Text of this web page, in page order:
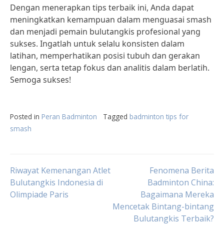
Dengan menerapkan tips terbaik ini, Anda dapat
meningkatkan kemampuan dalam menguasai smash
dan menjadi pemain bulutangkis profesional yang
sukses. Ingatlah untuk selalu konsisten dalam
latihan, memperhatikan posisi tubuh dan gerakan
lengan, serta tetap fokus dan analitis dalam berlatih.
Semoga sukses!
Posted in Peran Badminton Tagged badminton tips for
smash
Post
navigation
Riwayat Kemenangan Atlet
Bulutangkis Indonesia di
Olimpiade Paris
Fenomena Berita
Badminton China:
Bagaimana Mereka
Mencetak Bintang-bintang
Bulutangkis Terbaik?